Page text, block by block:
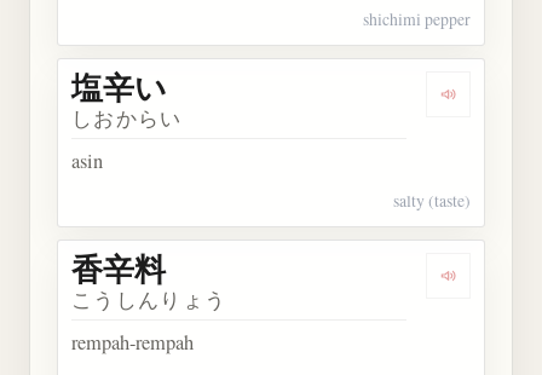
shichimi pepper
Dengarkan
塩辛い
しおからい
asin
salty (taste)
Dengarkan
香辛料
こうしんりょう
rempah-rempah